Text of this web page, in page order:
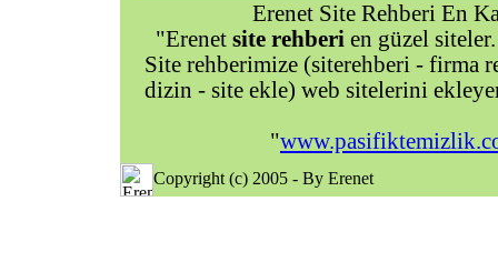
Erenet Site Rehberi En
"Erenet site rehberi en güzel
Site rehberimize (siterehberi - firma
dizin - site ekle) web sitelerini
"
Copyright (c) 2005 - By Erenet